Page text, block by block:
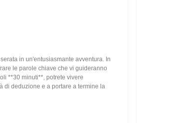
in un'entusiasmante avventura. In
le parole chiave che vi guideranno
**30 minuti**, potrete vivere
di deduzione e a portare a termine la